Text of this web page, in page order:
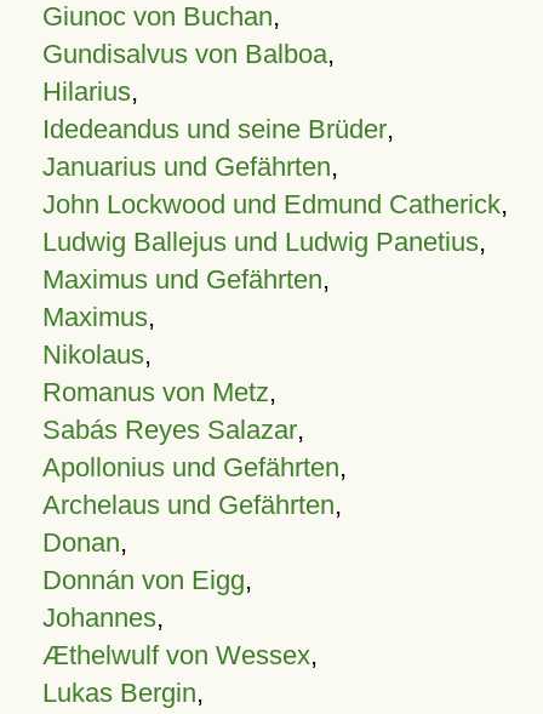
Giunoc von Buchan,
Gundisalvus von Balboa,
Hilarius,
Idedeandus und seine Brüder,
Januarius und Gefährten,
John Lockwood und Edmund Catherick,
Ludwig Ballejus und Ludwig Panetius,
Maximus und Gefährten,
Maximus,
Nikolaus,
Romanus von Metz,
Sabás Reyes Salazar,
Apollonius und Gefährten,
Archelaus und Gefährten,
Donan,
Donnán von Eigg,
Johannes,
Æthelwulf von Wessex,
Lukas Bergin,